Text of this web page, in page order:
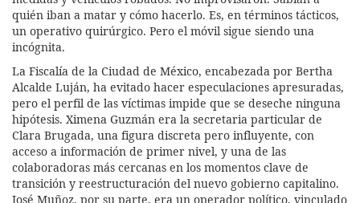
quién iban a matar y cómo hacerlo. Es, en términos tácticos,
un operativo quirúrgico. Pero el móvil sigue siendo una
incógnita.
La Fiscalía de la Ciudad de México, encabezada por Bertha
Alcalde Luján, ha evitado hacer especulaciones apresuradas,
pero el perfil de las víctimas impide que se deseche ninguna
hipótesis. Ximena Guzmán era la secretaria particular de
Clara Brugada, una figura discreta pero influyente, con
acceso a información de primer nivel, y una de las
colaboradoras más cercanas en los momentos clave de
transición y reestructuración del nuevo gobierno capitalino.
José Muñoz, por su parte, era un operador político, vinculado